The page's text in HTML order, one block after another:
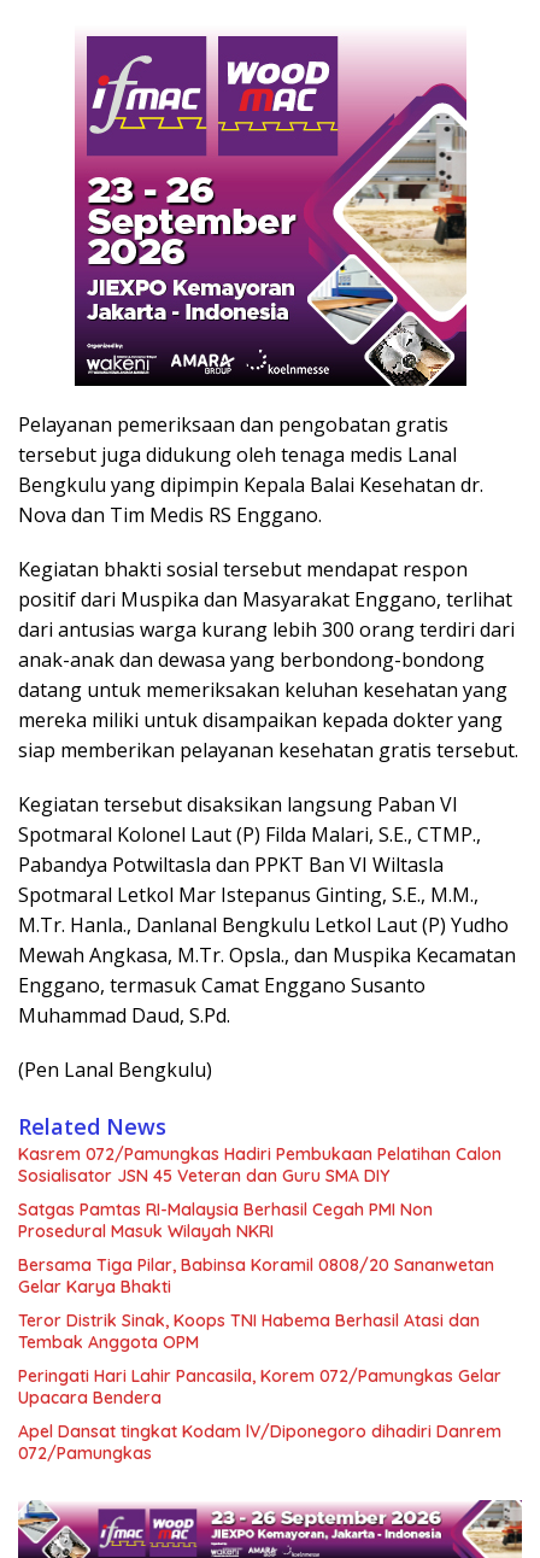
Pelayanan pemeriksaan dan pengobatan gratis
tersebut juga didukung oleh tenaga medis Lanal
Bengkulu yang dipimpin Kepala Balai Kesehatan dr.
Nova dan Tim Medis RS Enggano.
Kegiatan bhakti sosial tersebut mendapat respon
positif dari Muspika dan Masyarakat Enggano, terlihat
dari antusias warga kurang lebih 300 orang terdiri dari
anak-anak dan dewasa yang berbondong-bondong
datang untuk memeriksakan keluhan kesehatan yang
mereka miliki untuk disampaikan kepada dokter yang
siap memberikan pelayanan kesehatan gratis tersebut.
Kegiatan tersebut disaksikan langsung Paban VI
Spotmaral Kolonel Laut (P) Filda Malari, S.E., CTMP.,
Pabandya Potwiltasla dan PPKT Ban VI Wiltasla
Spotmaral Letkol Mar Istepanus Ginting, S.E., M.M.,
M.Tr. Hanla., Danlanal Bengkulu Letkol Laut (P) Yudho
Mewah Angkasa, M.Tr. Opsla., dan Muspika Kecamatan
Enggano, termasuk Camat Enggano Susanto
Muhammad Daud, S.Pd.
(Pen Lanal Bengkulu)
Related News
Kasrem 072/Pamungkas Hadiri Pembukaan Pelatihan Calon
Sosialisator JSN 45 Veteran dan Guru SMA DIY
Satgas Pamtas RI-Malaysia Berhasil Cegah PMI Non
Prosedural Masuk Wilayah NKRI
Bersama Tiga Pilar, Babinsa Koramil 0808/20 Sananwetan
Gelar Karya Bhakti
Teror Distrik Sinak, Koops TNI Habema Berhasil Atasi dan
Tembak Anggota OPM
Peringati Hari Lahir Pancasila, Korem 072/Pamungkas Gelar
Upacara Bendera
Apel Dansat tingkat Kodam lV/Diponegoro dihadiri Danrem
072/Pamungkas